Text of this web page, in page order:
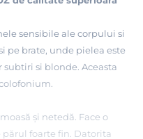
sensibile ale corpului si
pe brate, unde pielea este
subtiri si blonde. Aceasta
și netedă. Face o
foarte fin. Datorita